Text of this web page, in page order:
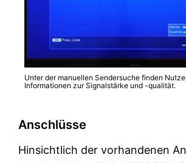
Unter der manuellen Sendersuche finden
Informationen zur Signalstärke und -qualität.
Anschlüsse
Hinsichtlich der vorhandenen